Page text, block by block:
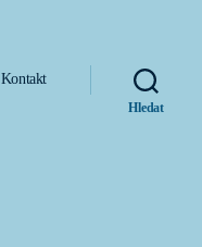
Kontakt
Hledat